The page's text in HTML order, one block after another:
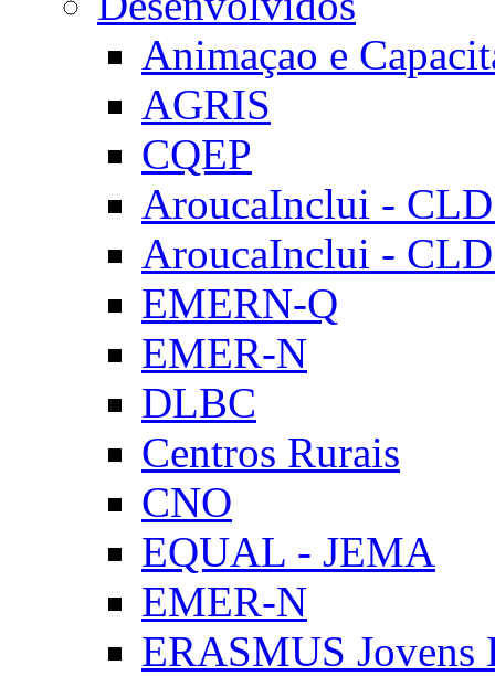
Animaçao e
AGRIS
CQEP
AroucaInclui -
AroucaInclui -
EMERN-Q
EMER-N
DLBC
Centros Rurais
CNO
EQUAL - JEMA
EMER-N
ERASMUS Jovens